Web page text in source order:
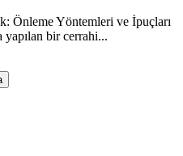
Önleme Yöntemleri ve İpuçları
yapılan bir cerrahi...